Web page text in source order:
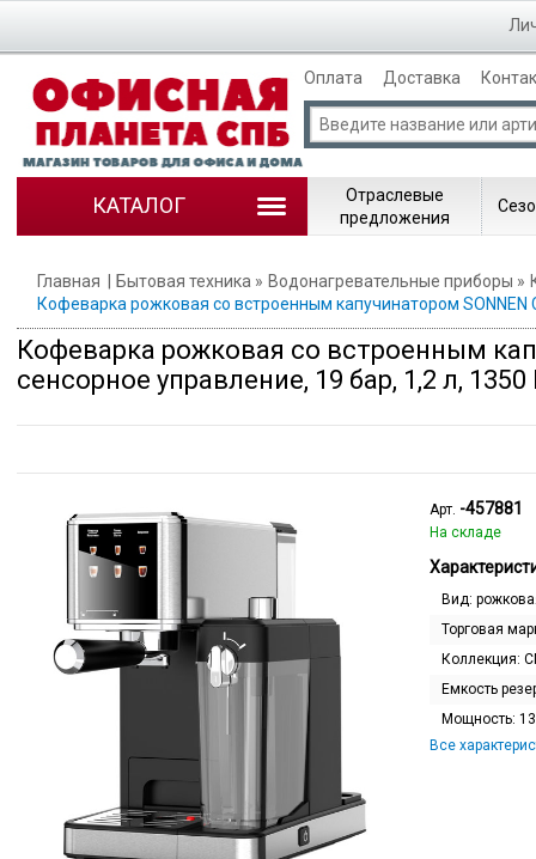
Оплата Доставка
КАТАЛОГ
Отраслевые
предложения
Главная Бытовая техника Водонагревательные приборы
Кофеварка рожковая со встроенным капучинатором SONNEN
Кофеварка рожковая со встроенным
сенсорное управление, 19 бар, 1,2 л, 1350
Арт. -457881
На складе
Вид:
Торговая
Коллекция:
Емкость
Мощность:
Все